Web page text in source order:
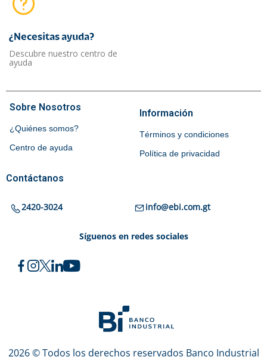
¿Necesitas ayuda?​
Descubre nuestro centro de
ayuda
Sobre Nosotros
¿Quiénes somos?
Centro de ayuda
Información
Términos y condiciones
Política de privacidad
Contáctanos
2420-3024 info@ebi.com.gt
Síguenos en redes sociales
2026 © Todos los derechos reservados Banco Industrial